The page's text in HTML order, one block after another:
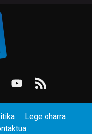
Lege oharra